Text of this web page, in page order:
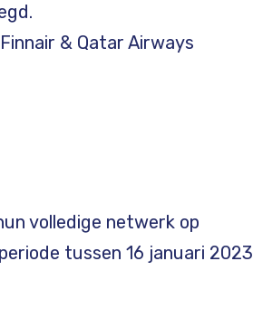
& Qatar Airways
volledige netwerk op
tussen 16 januari 2023